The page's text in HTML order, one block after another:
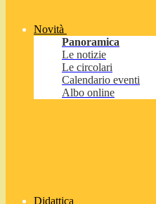
Novità
Panoramica
Le notizie
Le circolari
Calendario eventi
Albo online
Didattica